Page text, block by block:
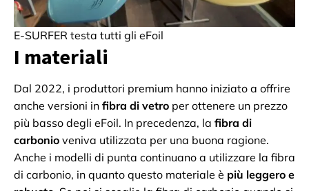
E-SURFER testa tutti gli eFoil
I materiali
Dal 2022, i produttori premium hanno iniziato a offrire
anche versioni in fibra di vetro per ottenere un prezzo
più basso degli eFoil. In precedenza, la fibra di
carbonio veniva utilizzata per una buona ragione.
Anche i modelli di punta continuano a utilizzare la fibra
di carbonio, in quanto questo materiale è più leggero e